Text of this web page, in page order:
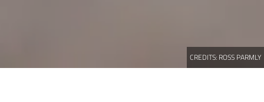
CREDITS: ROSS PARMLY